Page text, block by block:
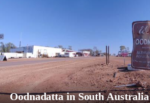
Oodnadatta in South Australia